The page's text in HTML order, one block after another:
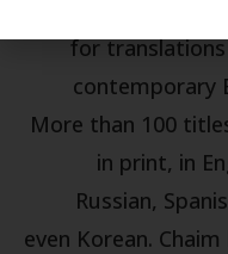
for
contemporary
More than 100
in print, in
Russian,
even Korean.